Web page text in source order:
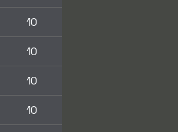
10
10
10
10